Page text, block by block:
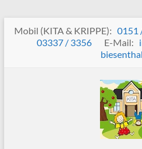
Inhalt
springen
Mobil (KITA & KRIPPE):0151
03337 / 3356E-Mail: